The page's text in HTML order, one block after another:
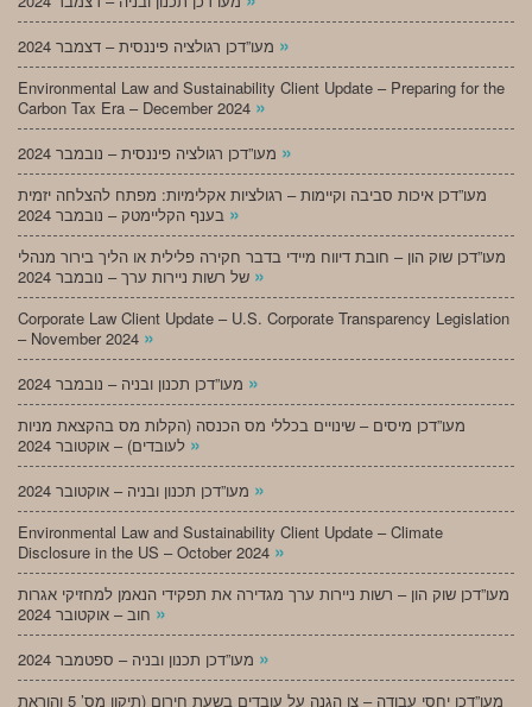
»
Environmental Law and Sustainability Client Update – Preparing for the
Carbon Tax Era – December 2024 »
»
מעו”דכן איכות סביבה וקיימות – רגולציות אקלימיות: מפתח להצלחה יזמית
»
מעו”דכן שוק הון – חובת דיווח מיידי בדבר חקירה פלילית או הליך בירור מנהלי
»
Corporate Law Client Update – U.S. Corporate Transparency Legislation
– November 2024 »
»
מעו”דכן מיסים – שינויים בכללי מס הכנסה (הקלות מס בהקצאת מניות
»
»
Environmental Law and Sustainability Client Update – Climate
Disclosure in the US – October 2024 »
מעו”דכן שוק הון – רשות ניירות ערך מגדירה את תפקידי הנאמן למחזיקי אגרות
»
»
מעו”דכן יחסי עבודה – צו הגנה על עובדים בשעת חירום (תיקון מס’ 5 והוראת